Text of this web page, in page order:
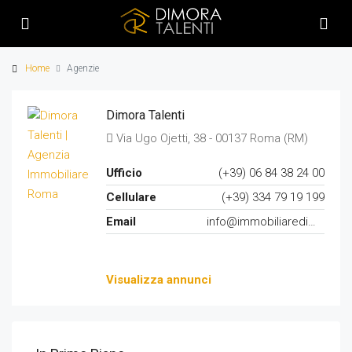
Home Agenzie
Dimora Talenti
Via Ugo Ojetti, 38 - 00137 Roma (RM)
Ufficio
(+39) 06 84 38 24 00
Cellulare
(+39) 334 79 19 199
Email
info@immobiliaredimoratalenti.it
Visualizza annunci